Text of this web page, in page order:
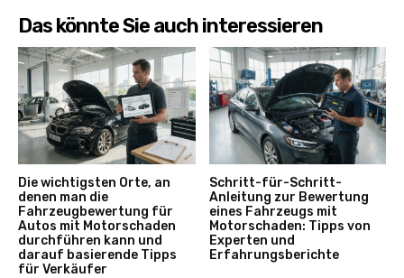
Das könnte Sie auch interessieren
Die wichtigsten Orte, an
denen man die
Fahrzeugbewertung für
Autos mit Motorschaden
durchführen kann und
darauf basierende Tipps
für Verkäufer
Schritt-für-Schritt-
Anleitung zur Bewertung
eines Fahrzeugs mit
Motorschaden: Tipps von
Experten und
Erfahrungsberichte